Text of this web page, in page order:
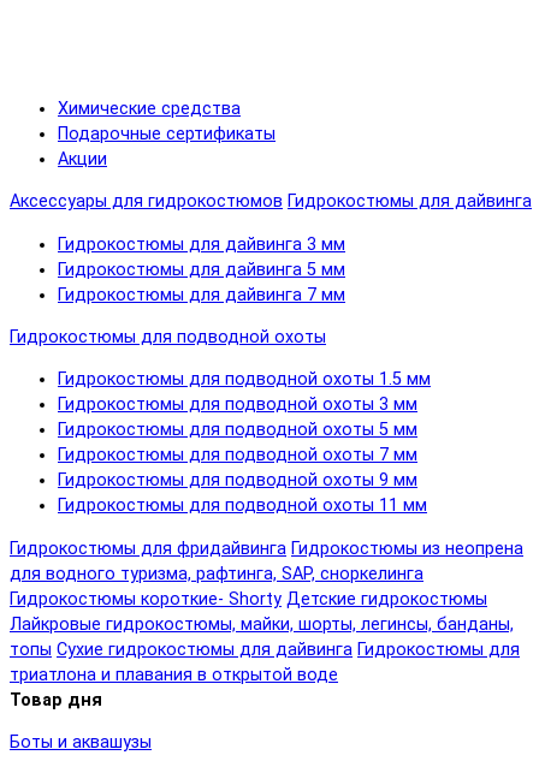
Химические средства
Подарочные сертификаты
Акции
Аксессуары для гидрокостюмов Гидрокостюмы для дайвинга
Гидрокостюмы для дайвинга 3 мм
Гидрокостюмы для дайвинга 5 мм
Гидрокостюмы для дайвинга 7 мм
Гидрокостюмы для подводной охоты
Гидрокостюмы для подводной охоты 1.5 мм
Гидрокостюмы для подводной охоты 3 мм
Гидрокостюмы для подводной охоты 5 мм
Гидрокостюмы для подводной охоты 7 мм
Гидрокостюмы для подводной охоты 9 мм
Гидрокостюмы для подводной охоты 11 мм
Гидрокостюмы для фридайвинга Гидрокостюмы из неопрена
для водного туризма, рафтинга, SAP, сноркелинга
Гидрокостюмы короткие- Shorty Детские гидрокостюмы
Лайкровые гидрокостюмы, майки, шорты, легинсы, банданы,
топы Сухие гидрокостюмы для дайвинга Гидрокостюмы для
триатлона и плавания в открытой воде
Товар дня
Боты и аквашузы